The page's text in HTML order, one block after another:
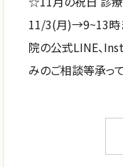
11/3(月)→9~13
院の公式LINE、
みのご相談等承っ